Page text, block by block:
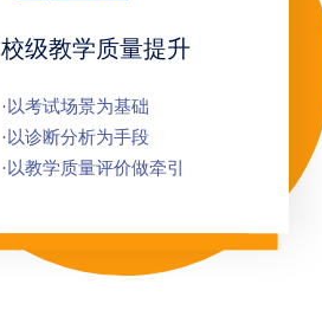
校级教学质量提升
·以考试场景为基础
·以诊断分析为手段
·以教学质量评价做牵引